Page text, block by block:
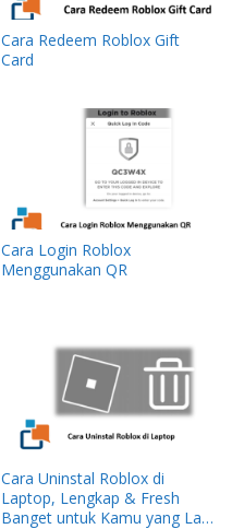
Cara Redeem Roblox Gift
Card
Cara Login Roblox
Menggunakan QR
Cara Uninstal Roblox di
Laptop, Lengkap & Fresh
Banget untuk Kamu yang Lagi